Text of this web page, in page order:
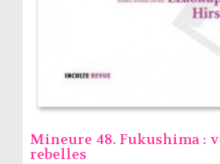
Mineure 48. Fukushima :
rebelles